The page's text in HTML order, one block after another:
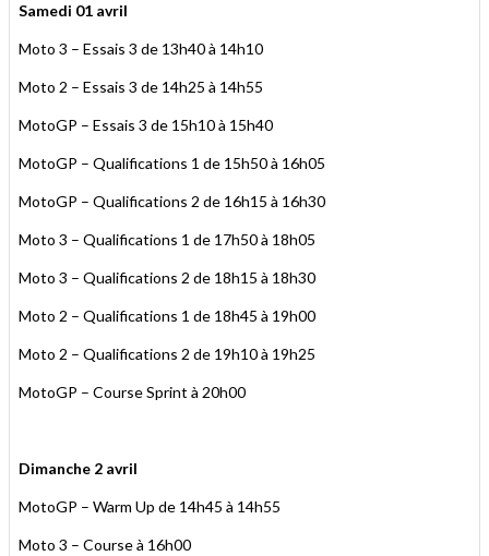
Samedi 01 avril
Moto 3 – Essais 3 de 13h40 à 14h10
Moto 2 – Essais 3 de 14h25 à 14h55
MotoGP – Essais 3 de 15h10 à 15h40
MotoGP – Qualifications 1 de 15h50 à 16h05
MotoGP – Qualifications 2 de 16h15 à 16h30
Moto 3 – Qualifications 1 de 17h50 à 18h05
Moto 3 – Qualifications 2 de 18h15 à 18h30
Moto 2 – Qualifications 1 de 18h45 à 19h00
Moto 2 – Qualifications 2 de 19h10 à 19h25
MotoGP – Course Sprint à 20h00
Dimanche 2 avril
MotoGP – Warm Up de 14h45 à 14h55
Moto 3 – Course à 16h00